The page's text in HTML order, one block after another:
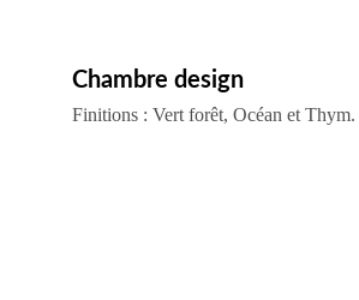
Chambre design
Finitions : Vert forêt, Océan et Thym.